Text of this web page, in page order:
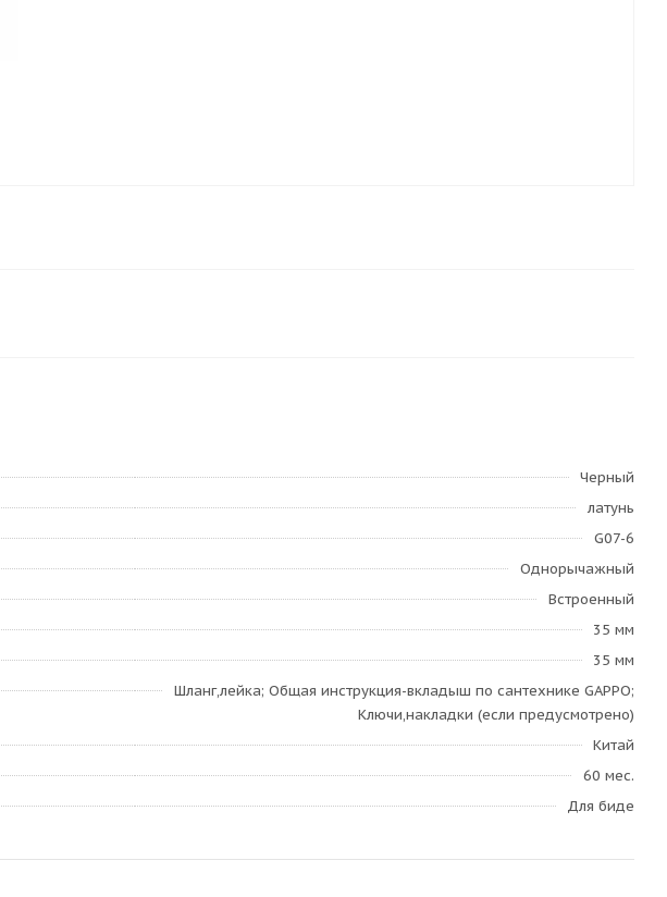
Черный
латунь
G07-6
Однорычажный
Встроенный
35 мм
35 мм
Шланг,лейка; Общая инструкция-вкладыш по сантехнике GAPPO;
Ключи,накладки (если предусмотрено)
Китай
60 мес.
Для биде